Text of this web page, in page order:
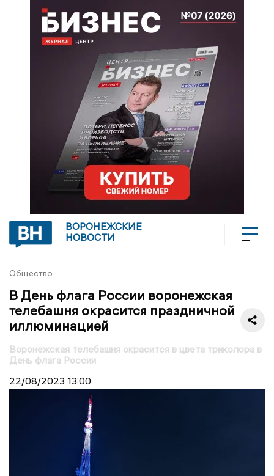
ВОРОНЕЖСКИЕ
НОВОСТИ
Общество
В День флага России воронежская
телебашня окрасится праздничной
иллюминацией
Воронежская телебашня окрасится в цвета триколора в
День флага России
22/08/2023 13:00